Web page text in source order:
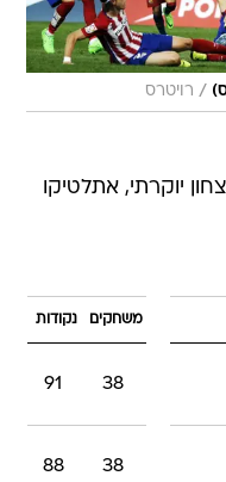
/ רויטרס
יוקרתי, אתלטיקו
משחקים נקודות
38
91
38
88